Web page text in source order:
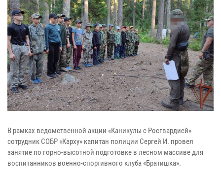
В рамках ведомственной акции «Каникулы с Росгвардией»
сотрудник СОБР «Карху» капитан полиции Сергей И. провел
занятие по горно-высотной подготовке в лесном массиве для
воспитанников военно-спортивного клуба «Братишка».